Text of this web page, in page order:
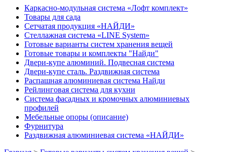
Каркасно-модульная система «Лофт комплект»
Товары для сада
Сетчатая продукция «НАЙДИ»
Cтеллажная система «LINE System»
Готовые варианты систем хранения вещей
Готовые товары и комплекты "Найди"
Двери-купе алюминий. Подвесная система
Двери-купе сталь. Раздвижная система
Распашная алюминиевая система Найди
Рейлинговая система для кухни
Система фасадных и кромочных алюминиевых
профилей
Мебельные опоры (описание)
Фурнитура
Раздвижная алюминиевая система «НАЙДИ»